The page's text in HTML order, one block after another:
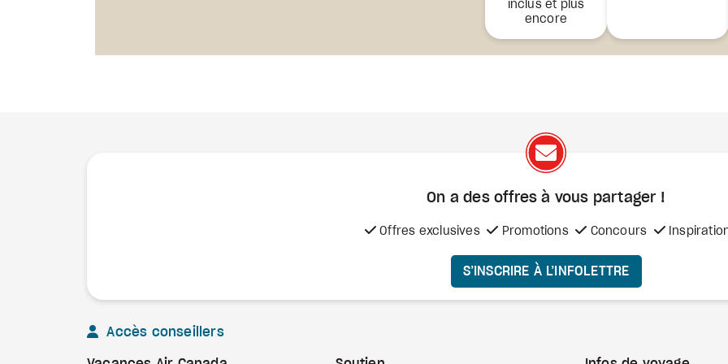
inclus et plus
encore
On a des offres à vous partager !
Offres exclusives Promotions Concours
S’INSCRIRE À L’INFOLETTRE
Accès conseillers